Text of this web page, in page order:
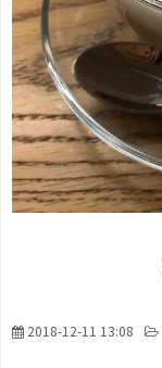
2018-12-11 13:08